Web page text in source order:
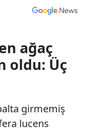
ağaç
oldu: Üç
girmemiş
lucens